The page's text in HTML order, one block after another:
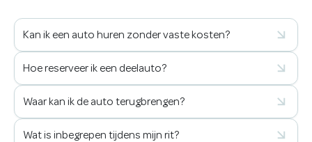
Kan ik een auto huren zonder vaste kosten?
Hoe reserveer ik een deelauto?
Waar kan ik de auto terugbrengen?
Wat is inbegrepen tijdens mijn rit?